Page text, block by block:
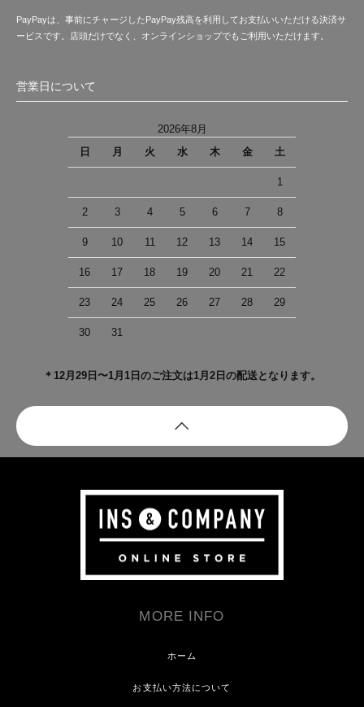
PayPayは、事前にチャージしたPayPay残高を利用してお支払いいただける決済サ
ービスです。店頭だけでなく、オンラインショップでもご利用いただけます。
営業日について
2026年8月
日
月 火 水 木 金 土
1
2 3 4 5 6 7 8
9 10 11 12 13 14 15
16 17 18 19 20 21 22
23 24 25 26 27 28 29
30 31
＊12月29日〜1月1日のご注文は1月2日の配送となります。
MORE INFO
ホーム
お支払い方法について